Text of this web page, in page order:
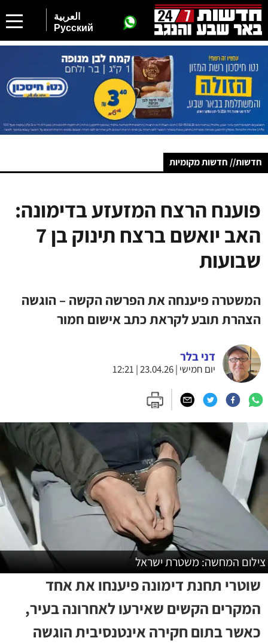
العربية
Русский
חדשות// חדשות מקומיות
פוענח הרצח המזעזע בדימונה:
האב יואשם ברצח תינוק בן 7
שבועות
המשטרה פיענחה את הפרשה הקשה – הוגשה
הצהרת תובע לקראת כתב אישום חמור
דני בלר
יום חמישי | 23.04.26 | 12:21
צילום המחשה: משטרת ישראל
שוטרי תחנת דימונה פיענחו את אחד
המקרים הקשים שאירעו לאחרונה בעיר,
כאשר בתום חקירה אינטנסיבית הוגשה